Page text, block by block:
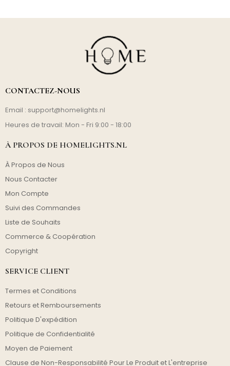
CONTACTEZ-NOUS
Email : support@homelights.nl
Heures de travail: Mon - Fri 9:00 - 18:00
À PROPOS DE HOMELIGHTS.NL
À Propos de Nous
Nous Contacter
Mon Compte
Suivi des Commandes
Liste de Souhaits
Commerce & Coopération
Copyright
SERVICE CLIENT
Termes et Conditions
Retours et Remboursements
Politique D'expédition
Politique de Confidentialité
Moyen de Paiement
Clause de Non-Responsabilité Pour Le Produit et L'entreprise